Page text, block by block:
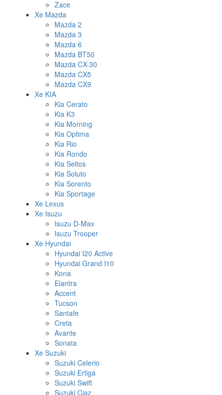
Zace
Xe Mazda
Mazda 2
Mazda 3
Mazda 6
Mazda BT50
Mazda CX-30
Mazda CX5
Mazda CX9
Xe KIA
Kia Cerato
Kia K3
Kia Morning
Kia Optima
Kia Rio
Kia Rondo
Kia Seltos
Kia Soluto
Kia Sorento
Kia Sportage
Xe Lexus
Xe Isuzu
Isuzu D-Max
Isuzu Trooper
Xe Hyundai
Hyundai I20 Active
Hyundai Grand I10
Kona
Elantra
Accent
Tucson
Santafe
Creta
Avante
Sonata
Xe Suzuki
Suzuki Celerio
Suzuki Ertiga
Suzuki Swift
Suzuki Ciaz